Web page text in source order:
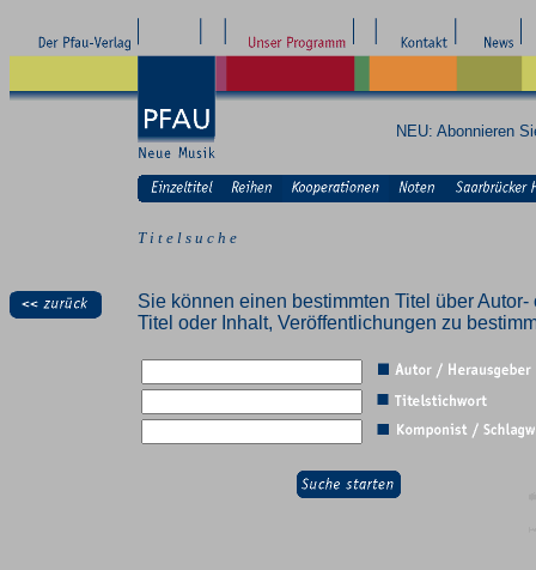
NEU: Abonnieren
T i t e l s u c h e
Sie können einen bestimmten Titel über
Titel oder Inhalt, Veröffentlichungen zu